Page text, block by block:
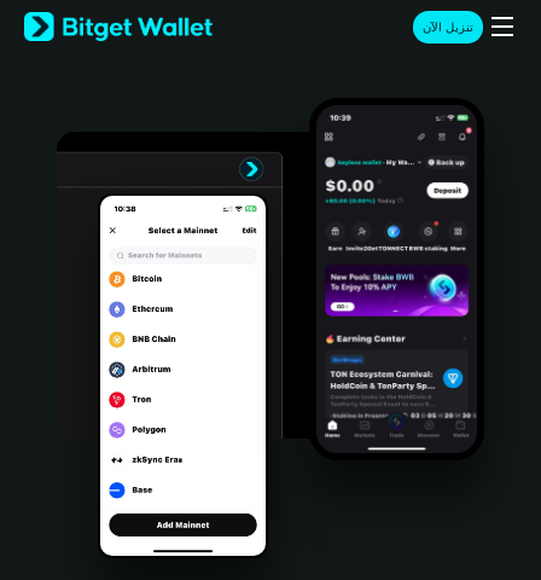
English
日本語
Türkçe
Português (Portugal)
Bahasa Indonesia
Português (Brasil)
Español (Argentina)
تنزيل الآن